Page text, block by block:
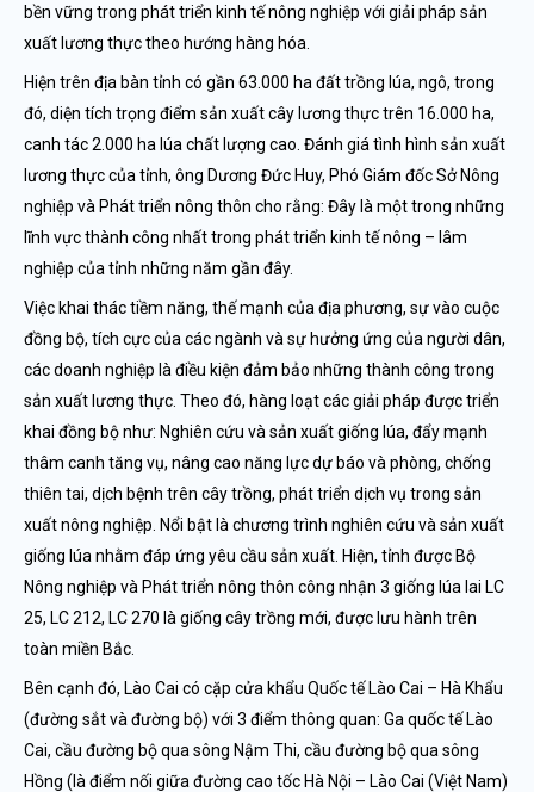
bền vững trong phát triển kinh tế nông nghiệp với giải pháp sản
xuất lương thực theo hướng hàng hóa.
Hiện trên địa bàn tỉnh có gần 63.000 ha đất trồng lúa, ngô, trong
đó, diện tích trọng điểm sản xuất cây lương thực trên 16.000 ha,
canh tác 2.000 ha lúa chất lượng cao. Đánh giá tình hình sản xuất
lương thực của tỉnh, ông Dương Đức Huy, Phó Giám đốc Sở Nông
nghiệp và Phát triển nông thôn cho rằng: Đây là một trong những
lĩnh vực thành công nhất trong phát triển kinh tế nông – lâm
nghiệp của tỉnh những năm gần đây.
Việc khai thác tiềm năng, thế mạnh của địa phương, sự vào cuộc
đồng bộ, tích cực của các ngành và sự hưởng ứng của người dân,
các doanh nghiệp là điều kiện đảm bảo những thành công trong
sản xuất lương thực. Theo đó, hàng loạt các giải pháp được triển
khai đồng bộ như: Nghiên cứu và sản xuất giống lúa, đẩy mạnh
thâm canh tăng vụ, nâng cao năng lực dự báo và phòng, chống
thiên tai, dịch bệnh trên cây trồng, phát triển dịch vụ trong sản
xuất nông nghiệp. Nổi bật là chương trình nghiên cứu và sản xuất
giống lúa nhằm đáp ứng yêu cầu sản xuất. Hiện, tỉnh được Bộ
Nông nghiệp và Phát triển nông thôn công nhận 3 giống lúa lai LC
25, LC 212, LC 270 là giống cây trồng mới, được lưu hành trên
toàn miền Bắc.
Bên cạnh đó, Lào Cai có cặp cửa khẩu Quốc tế Lào Cai – Hà Khẩu
(đường sắt và đường bộ) với 3 điểm thông quan: Ga quốc tế Lào
Cai, cầu đường bộ qua sông Nậm Thi, cầu đường bộ qua sông
Hồng (là điểm nối giữa đường cao tốc Hà Nội – Lào Cai (Việt Nam)